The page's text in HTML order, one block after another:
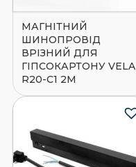
МАГНІТНИЙ
ШИНОПРОВІД
ВРІЗНИЙ ДЛЯ
ГІПСОКАРТОНУ VELA
R20-C1 2М